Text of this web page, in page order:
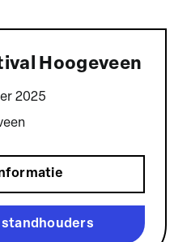
Hoogeveen
2025
standhouders